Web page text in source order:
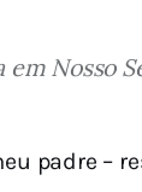
em Nosso
padre –